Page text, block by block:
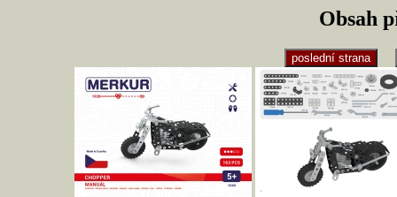
Obsah
poslední strana